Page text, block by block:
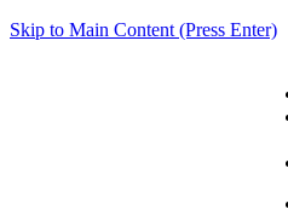
Skip to Main Content (Press Enter)